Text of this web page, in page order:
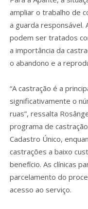
ampliar o trabalho de
a guarda responsável.
podem ser tratados
a importância da
o abandono e a
“A castração é a
significativamente o
ruas”, ressalta
programa de
Cadastro Único,
castrações a baixo
benefício. As clínicas
parcelamento do
acesso ao serviço.